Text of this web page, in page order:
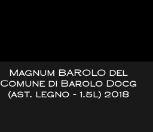
Magnum BAROLO del
Comune di Barolo Docg
(ast. legno - 1.5l) 2018